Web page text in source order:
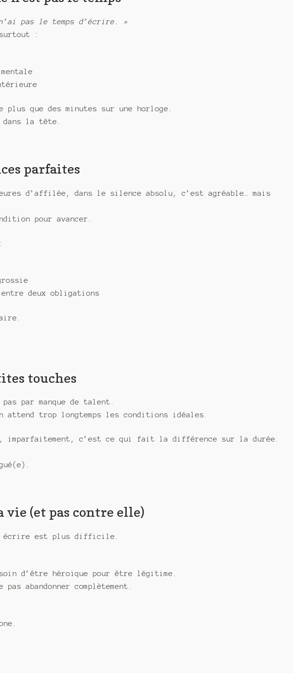
pas le temps d’écrire. »
:
plus que des minutes sur une horloge.
dans la tête.
parfaites
d’affilée, dans le silence absolu, c’est agréable… mais
pour avancer.
entre deux obligations
touches
par manque de talent.
attend trop longtemps les conditions idéales.
imparfaitement, c’est ce qui fait la différence sur la durée.
(et pas contre elle)
écrire est plus difficile.
d’être héroïque pour être légitime.
abandonner complètement.